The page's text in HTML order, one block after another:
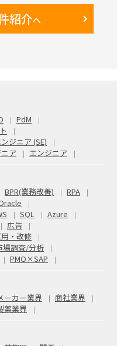
紹介へ
PdM
ジニア (SE)
ア エンジニア
BPR(業務改善)
RPA
SQL
Azure
広告
・改修
場調査/分析
PMO×SAP
ーカー業界
商社業界
薬業界